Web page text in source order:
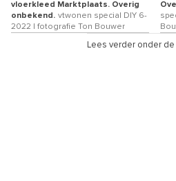
vloerkleed Marktplaats. Overig
onbekend. vtwonen special DIY 6-
2022 | fotografie Ton Bouwer
Lees verder onder